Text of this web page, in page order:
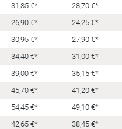
31,85 €* 28,70 €*
26,90 €* 24,25 €*
30,95 €* 27,90 €*
34,40 €* 31,00 €*
39,00 €* 35,15 €*
45,70 €* 41,20 €*
54,45 €* 49,10 €*
42,65 €* 38,45 €*